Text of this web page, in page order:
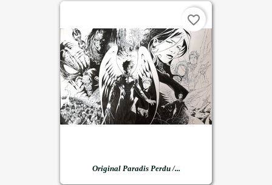
Original Paradis Perdu /...
favorite_border